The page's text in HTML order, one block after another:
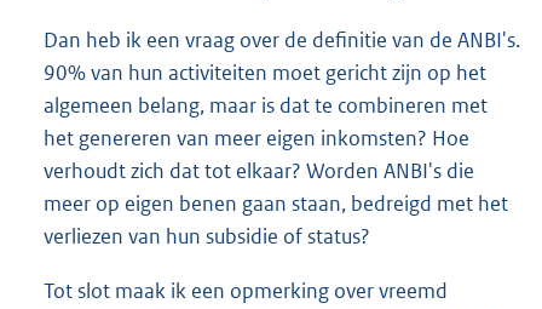
Dan heb ik een vraag over de definitie van de ANBI's.
90% van hun activiteiten moet gericht zijn op het
algemeen belang, maar is dat te combineren met
het genereren van meer eigen inkomsten? Hoe
verhoudt zich dat tot elkaar? Worden ANBI's die
meer op eigen benen gaan staan, bedreigd met het
verliezen van hun subsidie of status?
Tot slot maak ik een opmerking over vreemd